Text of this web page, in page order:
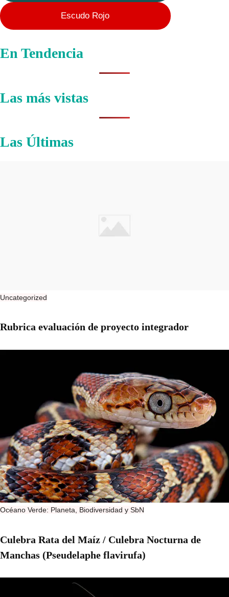
Escudo Rojo
En Tendencia
Las más vistas
Las Últimas
Uncategorized
Rubrica evaluación de proyecto integrador
Océano Verde: Planeta, Biodiversidad y SbN
Culebra Rata del Maíz / Culebra Nocturna de
Manchas (Pseudelaphe flavirufa)